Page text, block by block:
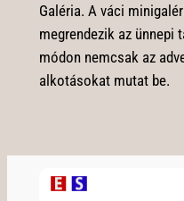
Galéria. A váci
megrendezik az ünnepi
módon nemcsak az
alkotásokat mutat be.